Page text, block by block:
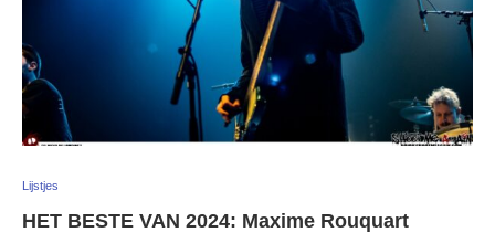
Lijstjes
HET BESTE VAN 2024: Maxime Rouquart